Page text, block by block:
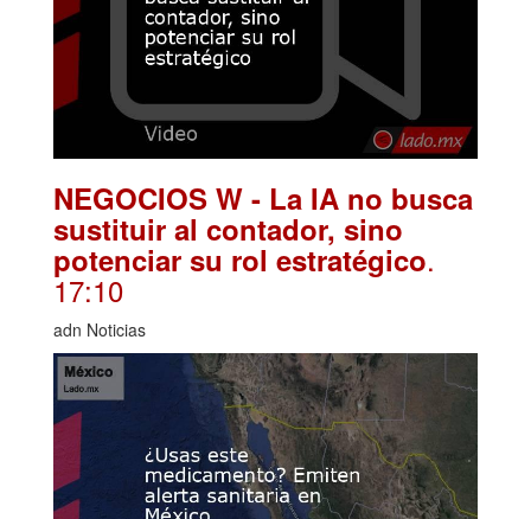
NEGOCIOS W - La IA no busca
sustituir al contador, sino
potenciar su rol estratégico.
17:10
adn Noticias